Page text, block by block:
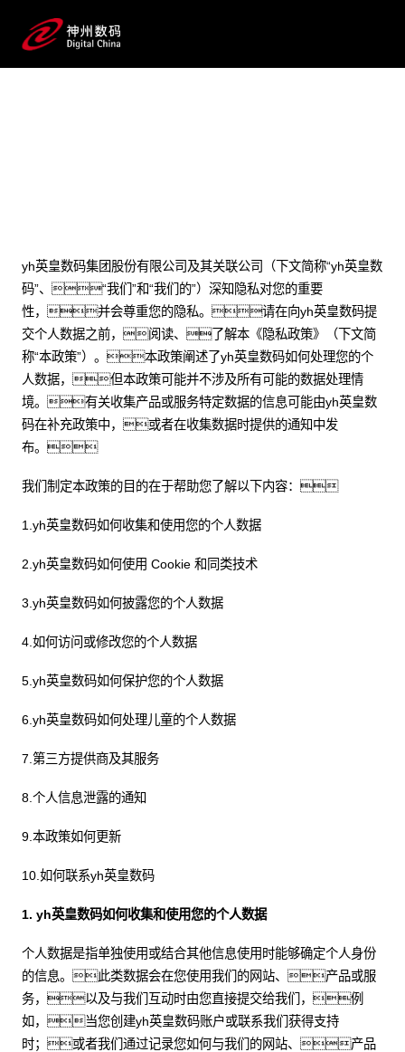
yh英皇数码集团股份有限公司及其关联公司（下文简称“yh英皇数
码”、“我们”和“我们的”）深知隐私对您的重要
性，并会尊重您的隐私。请在向yh英皇数码提
交个人数据之前，阅读、了解本《隐私政策》（下文简
称“本政策”）。本政策阐述了yh英皇数码如何处理您的个
人数据，但本政策可能并不涉及所有可能的数据处理情
境。有关收集产品或服务特定数据的信息可能由yh英皇数
码在补充政策中，或者在收集数据时提供的通知中发
布。
我们制定本政策的目的在于帮助您了解以下内容：
1.yh英皇数码如何收集和使用您的个人数据
2.yh英皇数码如何使用 Cookie 和同类技术
3.yh英皇数码如何披露您的个人数据
4.如何访问或修改您的个人数据
5.yh英皇数码如何保护您的个人数据
6.yh英皇数码如何处理儿童的个人数据
7.第三方提供商及其服务
8.个人信息泄露的通知
9.本政策如何更新
10.如何联系yh英皇数码
1. yh英皇数码如何收集和使用您的个人数据
个人数据是指单独使用或结合其他信息使用时能够确定个人身份
的信息。此类数据会在您使用我们的网站、产品或服
务，以及与我们互动时由您直接提交给我们，例
如，当您创建yh英皇数码账户或联系我们获得支持
时；或者我们通过记录您如何与我们的网站、产品